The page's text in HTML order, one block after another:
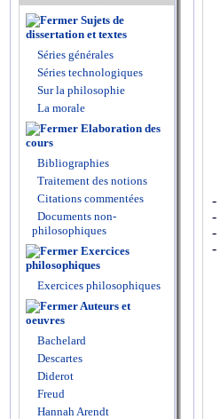
Sujets de
dissertation et textes
Séries générales
Séries technologiques
Sur la philosophie
La morale
Elaboration des
cours
Bibliographies
Traitement des notions
Citations commentées
Documents non-
philosophiques
Exercices
philosophiques
Exercices philosophiques
Auteurs et
oeuvres
Bachelard
Descartes
Diderot
Freud
Hannah Arendt
-
-
-
-